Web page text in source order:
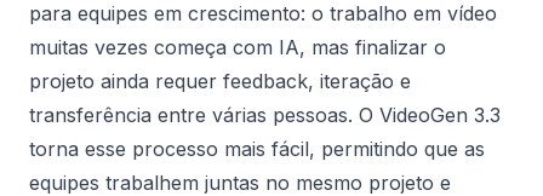
para equipes em crescimento: o trabalho em vídeo
muitas vezes começa com IA, mas finalizar o
projeto ainda requer feedback, iteração e
transferência entre várias pessoas. O VideoGen 3.3
torna esse processo mais fácil, permitindo que as
equipes trabalhem juntas no mesmo projeto e